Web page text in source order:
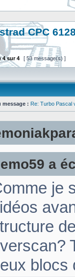
CPC
4sur4 [ 53 message(s) ]
message : Re: Turbo Pascal
a
je